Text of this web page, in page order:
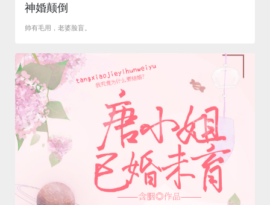
神婚颠倒
帅有毛用，老婆脸盲。